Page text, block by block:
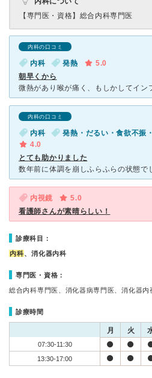
【専門医・資格】 総合内科専門医
内科の口コミ
内科 発熱
5.0
朝早くから
内科の口コミ
内科
発熱・だるい・食欲不振
4.0
とても助かりました
内視鏡
5.0
看護師さんが素晴らしい！
診療科目：
内科、消化器内科
専門医・資格：
総合内科専門医、消化器病専門医、消化器内
診療時間
月 火
07:30-11:30
13:30-17:00